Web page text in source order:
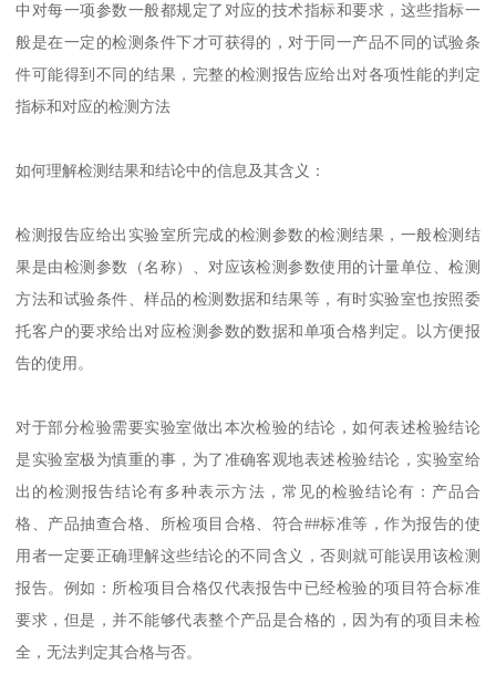
中对每一项参数一般都规定了对应的技术指标和要求，这些指标一
般是在一定的检测条件下才可获得的，对于同一产品不同的试验条
件可能得到不同的结果，完整的检测报告应给出对各项性能的判定
指标和对应的检测方法
如何理解检测结果和结论中的信息及其含义：
检测报告应给出实验室所完成的检测参数的检测结果，一般检测结
果是由检测参数（名称）、对应该检测参数使用的计量单位、检测
方法和试验条件、样品的检测数据和结果等，有时实验室也按照委
托客户的要求给出对应检测参数的数据和单项合格判定。以方便报
告的使用。
对于部分检验需要实验室做出本次检验的结论，如何表述检验结论
是实验室极为慎重的事，为了准确客观地表述检验结论，实验室给
出的检测报告结论有多种表示方法，常见的检验结论有：产品合
格、产品抽查合格、所检项目合格、符合##标准等，作为报告的使
用者一定要正确理解这些结论的不同含义，否则就可能误用该检测
报告。例如：所检项目合格仅代表报告中已经检验的项目符合标准
要求，但是，并不能够代表整个产品是合格的，因为有的项目未检
全，无法判定其合格与否。